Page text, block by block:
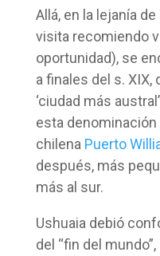
Allá, en la lejanía
visita recomiendo
oportunidad), se
a finales del s.
‘ciudad más
esta denominación
chilena Puerto
después, más
más al sur.
Ushuaia debió
del “fin del